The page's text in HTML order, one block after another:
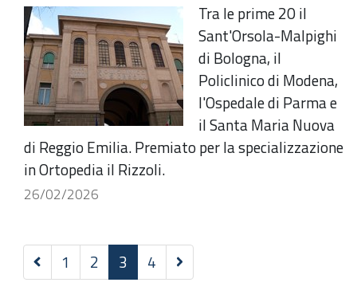
Tra le prime 20 il
Sant'Orsola-Malpighi
di Bologna, il
Policlinico di Modena,
l'Ospedale di Parma e
il Santa Maria Nuova
di Reggio Emilia. Premiato per la specializzazione
in Ortopedia il Rizzoli.
26/02/2026
Precedenti
30
1 2 3 4
Successivi
21